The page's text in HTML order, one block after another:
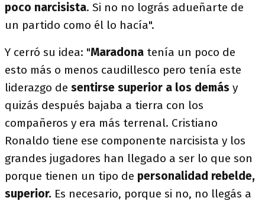
poco narcisista. Si no no lográs adueñarte de
un partido como él lo hacía".
Y cerró su idea: "Maradona tenía un poco de
esto más o menos caudillesco pero tenía este
liderazgo de sentirse superior a los demás y
quizás después bajaba a tierra con los
compañeros y era más terrenal. Cristiano
Ronaldo tiene ese componente narcisista y los
grandes jugadores han llegado a ser lo que son
porque tienen un tipo de personalidad rebelde,
superior. Es necesario, porque si no, no llegás a